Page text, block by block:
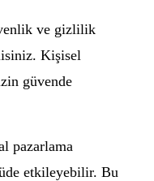
ve gizlilik
Kişisel
güvende
pazarlama
etkileyebilir. Bu